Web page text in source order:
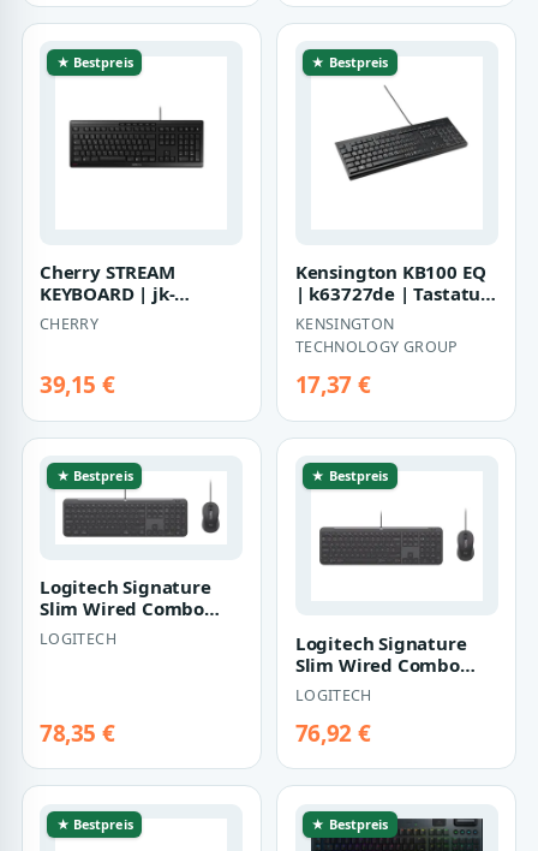
★ Bestpreis
Cherry STREAM
KEYBOARD | jk-
8500ch-2 | Tastatur -
USB
CHERRY
39,15 €
★ Bestpreis
Kensington KB100 EQ
| k63727de | Tastatur
- full size
KENSINGTON
TECHNOLOGY GROUP
17,37 €
★ Bestpreis
Logitech Signature
Slim Wired Combo
MK620 for Business |
920-013360 |
LOGITECH
78,35 €
★ Bestpreis
Logitech Signature
Slim Wired Combo
MK620 for Business |
920-013359 |
LOGITECH
76,92 €
★ Bestpreis ★ Bestpreis